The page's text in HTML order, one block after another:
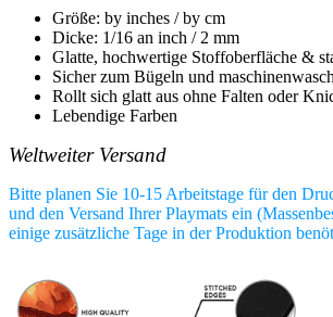
Größe: by inches / by cm
Dicke: 1/16 an inch / 2 mm
Glatte, hochwertige Stoffoberfläche &
Sicher zum Bügeln und
Rollt sich glatt aus ohne Falten oder
Lebendige Farben
Weltweiter Versand
Bitte planen Sie 10-15 Arbeitstage für den
und den Versand Ihrer Playmats ein
einige zusätzliche Tage in der Produktion